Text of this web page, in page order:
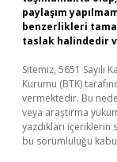
paylaşım
benzerlikleri
taslak halindedir
Sitemiz, 5651 Sayılı
Kurumu (BTK)
vermektedir. Bu
veya araştırma
yazdıkları
bu sorumluluğu